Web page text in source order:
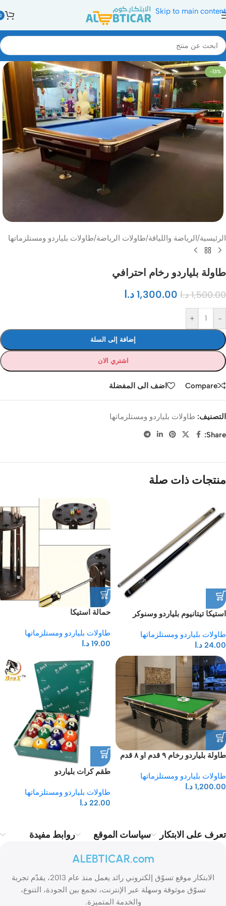
Skip to main content
-13%
الرئيسية/الرياضة واللياقة/طاولات الرياضة/طاولات بلياردو ومستلزماتها
طاولة بلياردو رخام احترافي
1,500.00 د.ا 1,300.00 د.ا
-
+
إضافة إلى السلة
اشتري الان
Compare اضف الى المفضلة
التصنيف: طاولات بلياردو ومستلزماتها
Share:
منتجات ذات صلة
استيكا تيتانيوم بلياردو وسنوكر
طاولات بلياردو ومستلزماتها
24.00 د.ا
حمالة استيكا
طاولات بلياردو ومستلزماتها
19.00 د.ا
طاولة بلياردو رخام ٩ قدم او ٨ قدم
طاولات بلياردو ومستلزماتها
1,200.00 د.ا
طقم كرات بلياردو
طاولات بلياردو ومستلزماتها
22.00 د.ا
تعرف على الابتكار سياسات الموقع روابط مفيدة
ALEBTICAR.com
الابتكار موقع تسوّق إلكتروني رائد يعمل منذ عام 2013، يقدّم تجربة
تسوّق موثوقة وسهلة عبر الإنترنت، تجمع بين الجودة، التنوع،
والخدمة المتميزة.